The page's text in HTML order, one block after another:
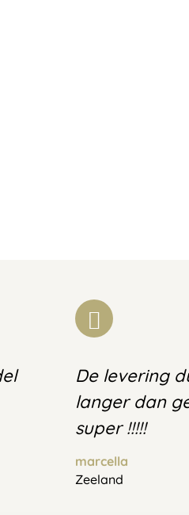
De levering
langer dan
super !!!!!
marcella
Zeeland